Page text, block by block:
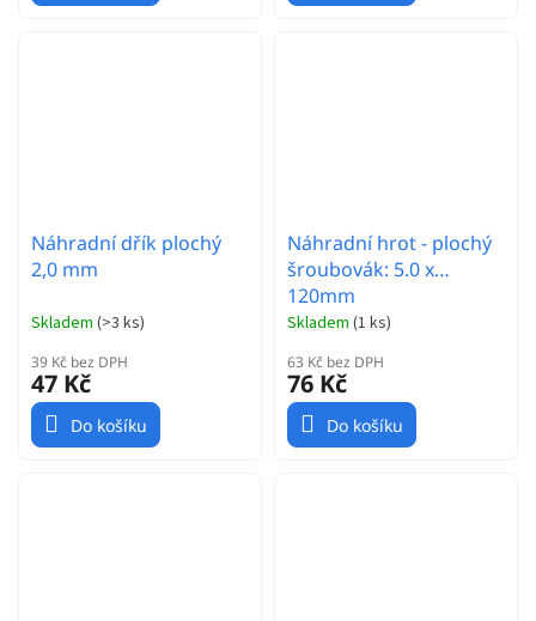
Náhradní dřík plochý
2,0 mm
Skladem (>3 ks)
39 Kč bez DPH
47 Kč
Do košíku
Náhradní hrot - plochý
šroubovák: 5.0 x
120mm
Skladem (1 ks)
63 Kč bez DPH
76 Kč
Do košíku